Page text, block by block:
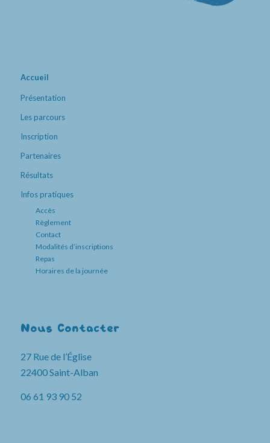
Accueil
Présentation
Les parcours
Inscription
Partenaires
Résultats
Infos pratiques
Accès
Règlement
Contact
Modalités d’inscriptions
Repas
Horaires de la journée
Nous Contacter
27 Rue de l’Église
22400 Saint-Alban
06 61 93 90 52